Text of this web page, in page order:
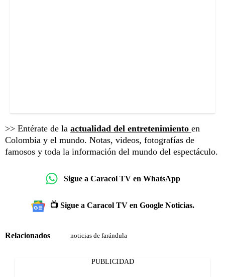
>> Entérate de la actualidad del entretenimiento en
Colombia y el mundo. Notas, videos, fotografías de
famosos y toda la información del mundo del espectáculo.
Sigue a Caracol TV en WhatsApp
📺 Sigue a Caracol TV en Google Noticias.
Relacionados noticias de farándula
PUBLICIDAD